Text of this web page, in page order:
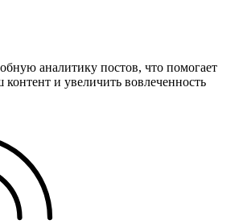
аналитику постов, что помогает
и увеличить вовлеченность